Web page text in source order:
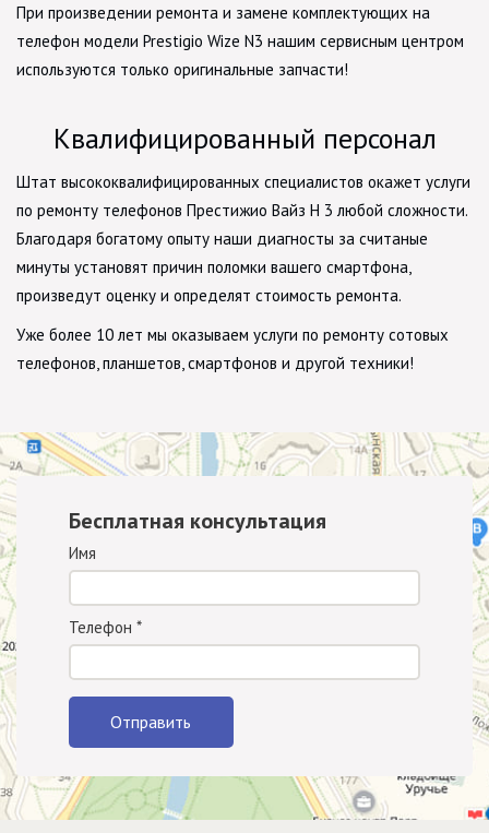
При произведении ремонта и замене комплектующих на
телефон модели Prestigio Wize N3 нашим сервисным центром
используются только оригинальные запчасти!
Квалифицированный персонал
Штат высококвалифицированных специалистов окажет услуги
по ремонту телефонов Престижио Вайз Н 3 любой сложности.
Благодаря богатому опыту наши диагносты за считаные
минуты установят причин поломки вашего смартфона,
произведут оценку и определят стоимость ремонта.
Уже более 10 лет мы оказываем услуги по ремонту сотовых
телефонов, планшетов, смартфонов и другой техники!
Бесплатная консультация
Имя
Телефон *
Отправить